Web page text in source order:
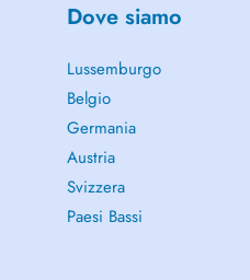
Dove siamo
Lussemburgo
Belgio
Germania
Austria
Svizzera
Paesi Bassi